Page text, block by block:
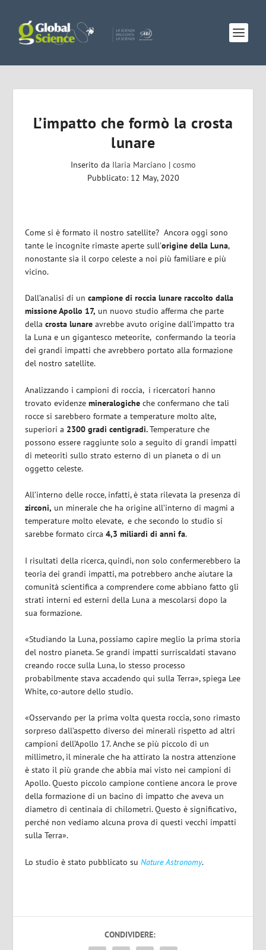
L’impatto che formò la crosta
lunare
Inserito da Ilaria Marciano | cosmo
Pubblicato: 12 May, 2020
Come si è formato il nostro satellite? Ancora oggi sono
tante le incognite rimaste aperte sull’origine della Luna,
nonostante sia il corpo celeste a noi più familiare e più
vicino.
Dall’analisi di uncampione di roccia lunare raccolto dalla
missione Apollo 17, un nuovo studio afferma che parte
della crosta lunare avrebbe avuto origine dall’impatto tra
la Luna e un gigantesco meteorite, confermando la teoria
dei grandi impatti che avrebbero portato alla formazione
del nostro satellite.
Analizzando i campioni di roccia, i ricercatori hanno
trovato evidenzemineralogiche che confermano che tali
rocce si sarebbero formate a temperature molto alte,
superiori a 2300 gradi centigradi.Temperature che
possono essere raggiunte solo a seguito di grandi impatti
di meteoriti sullo strato esterno di un pianeta o di un
oggetto celeste.
All’interno delle rocce, infatti, è stata rilevata la presenza di
zirconi, un minerale che ha origine all’interno di magmi a
temperature molto elevate, e che secondo lo studio si
sarebbe formato circa4,3 miliardi di anni fa.
I risultati della ricerca, quindi, non solo confermerebbero la
teoria dei grandi impatti, ma potrebbero anche aiutare la
comunità scientifica a comprendere come abbiano fatto gli
strati interni ed esterni della Luna a mescolarsi dopo la
sua formazione.
«Studiando la Luna, possiamo capire meglio la prima storia
del nostro pianeta. Se grandi impatti surriscaldati stavano
creando rocce sulla Luna, lo stesso processo
probabilmente stava accadendo qui sulla Terra», spiega Lee
White, co-autore dello studio.
«Osservando per la prima volta questa roccia, sono rimasto
sorpreso dall’aspetto diverso dei minerali rispetto ad altri
campioni dell’Apollo 17. Anche se più piccolo di un
millimetro, il minerale che ha attirato la nostra attenzione
è stato il più grande che abbia mai visto nei campioni di
Apollo. Questo piccolo campione contiene ancora le prove
della formazione di un bacino di impatto che aveva un
diametro di centinaia di chilometri. Questo è significativo,
perché non vediamo alcuna prova di questi vecchi impatti
sulla Terra».
Lo studio è stato pubblicato suNature Astronomy.
CONDIVIDERE: